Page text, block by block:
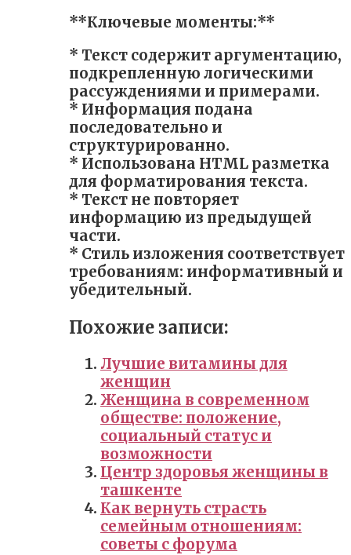
**Ключевые моменты:**
* Текст содержит аргументацию,
подкрепленную логическими
рассуждениями и примерами.
* Информация подана
последовательно и
структурированно.
* Использована HTML разметка
для форматирования текста.
* Текст не повторяет
информацию из предыдущей
части.
* Стиль изложения соответствует
требованиям: информативный и
убедительный.
Похожие записи:
Лучшие витамины для
женщин
Женщина в современном
обществе: положение,
социальный статус и
возможности
Центр здоровья женщины в
ташкенте
Как вернуть страсть
семейным отношениям:
советы с форума